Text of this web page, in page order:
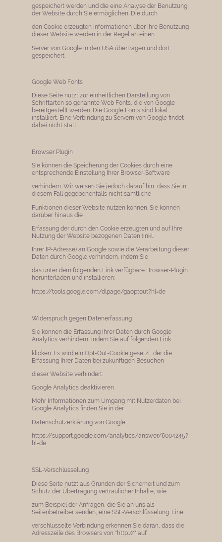
gespeichert werden und die eine Analyse der Benutzung
der Website durch Sie ermöglichen. Die durch
den Cookie erzeugten Informationen über Ihre Benutzung
dieser Website werden in der Regel an einen
Server von Google in den USA übertragen und dort
gespeichert.
Google Web Fonts
Diese Seite nutzt zur einheitlichen Darstellung von
Schriftarten so genannte Web Fonts, die von Google
bereitgestellt werden. Die Google Fonts sind lokal
installiert. Eine Verbindung zu Servern von Google findet
dabei nicht statt.
​Browser Plugin
Sie können die Speicherung der Cookies durch eine
entsprechende Einstellung Ihrer Browser-Software
verhindern. Wir weisen Sie jedoch darauf hin, dass Sie in
diesem Fall gegebenenfalls nicht sämtliche
Funktionen dieser Website nutzen können. Sie können
darüber hinaus die
Erfassung der durch den Cookie erzeugten und auf Ihre
Nutzung der Website bezogenen Daten (inkl.
Ihrer IP-Adresse) an Google sowie die Verarbeitung dieser
Daten durch Google verhindern, indem Sie
das unter dem folgenden Link verfügbare Browser-Plugin
herunterladen und installieren:
https://tools.google.com/dlpage/gaoptout?hl=de
Widerspruch gegen Datenerfassung
Sie können die Erfassung Ihrer Daten durch Google
Analytics verhindern, indem Sie auf folgenden Link
klicken. Es wird ein Opt-Out-Cookie gesetzt, der die
Erfassung Ihrer Daten bei zukünftigen Besuchen
dieser Website verhindert:
Google Analytics deaktivieren
Mehr Informationen zum Umgang mit Nutzerdaten bei
Google Analytics finden Sie in der
Datenschutzerklärung von Google:
https://support.google.com/analytics/answer/6004245?
hl=de
​SSL-Verschlüsselung
Diese Seite nutzt aus Gründen der Sicherheit und zum
Schutz der Übertragung vertraulicher Inhalte, wie
zum Beispiel der Anfragen, die Sie an uns als
Seitenbetreiber senden, eine SSL-Verschlüsselung. Eine
verschlüsselte Verbindung erkennen Sie daran, dass die
Adresszeile des Browsers von "http://" auf